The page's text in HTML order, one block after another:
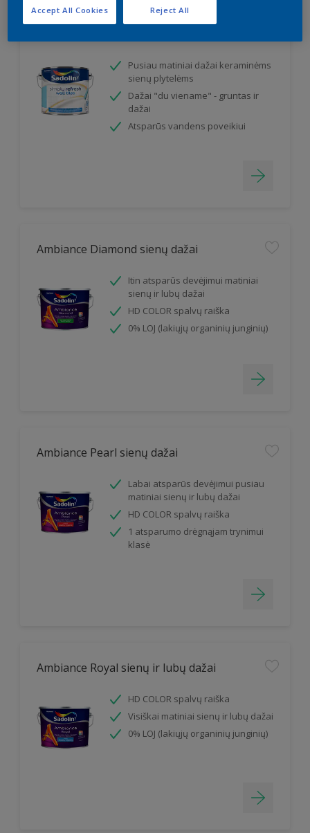
Pusiau matiniai dažai keraminėms
sienų plytelėms
Dažai "du viename" - gruntas ir
dažai
Atsparūs vandens poveikiui
Ambiance Diamond sienų dažai
Itin atsparūs devėjimui matiniai
sienų ir lubų dažai
HD COLOR spalvų raiška
0% LOJ (lakiųjų organinių junginių)
Ambiance Pearl sienų dažai
Labai atsparūs devėjimui pusiau
matiniai sienų ir lubų dažai
HD COLOR spalvų raiška
1 atsparumo drėgnąjam trynimui
klasė
Ambiance Royal sienų ir lubų dažai
HD COLOR spalvų raiška
Visiškai matiniai sienų ir lubų dažai
0% LOJ (lakiųjų organinių junginių)
Reject All
Accept All Cookies